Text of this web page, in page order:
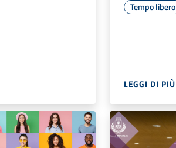
Tempo libero
LEGGI DI PIÙ